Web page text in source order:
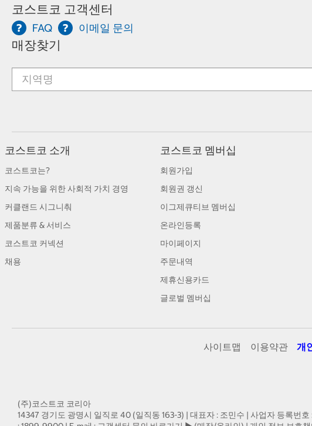
코스트코 고객센터
FAQ 이메일 문의
매장찾기
코스트코 소개
코스트코는?
지속 가능을 위한 사회적 가치 경영
커클랜드 시그니춰
제품분류 & 서비스
코스트코 커넥션
채용
코스트코 멤버십
회원가입
회원권 갱신
이그제큐티브 멤버십
온라인등록
마이페이지
주문내역
제휴신용카드
글로벌 멤버십
사이트맵 이용약관 개
(주)코스트코 코리아
14347 경기도 광명시 일직로 40 (일직동 163-3) | 대표자 : 조민수 | 사업자 등록번